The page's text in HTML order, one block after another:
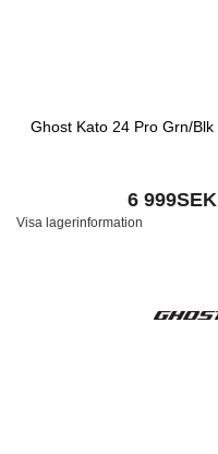
Ghost Kato 24 Pro Grn/Blk
6 999SEK
Visa lagerinformation